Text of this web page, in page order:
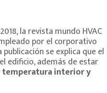
la revista mundo HVAC
por el corporativo
publicación se explica que el
edificio, además de estar
temperatura interior y